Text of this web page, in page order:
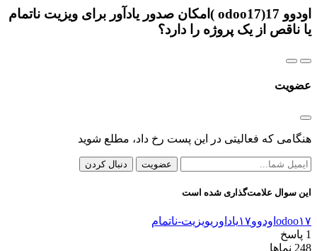
اودوو 17(odoo17 )امکان صدور یادآور برای ویزیت ناتمام
یا ناقص از یک پروژه را دارد؟
عضویت
هنگامی که فعالیتی در این پست رخ داد، مطلع شوید
عضویت دنبال کردن
این سوال علامت‌گذاری شده است
odoo۱۷ اودوو۱۷ یاداوریویزیت-ناتمام
1 پاسخ
248 نماها